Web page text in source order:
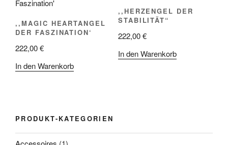
,,MAGIC HEARTANGEL
DER FASZINATION‘
222,00€
In den Warenkorb
,,HERZENGEL DER
STABILITÄT“
222,00€
In den Warenkorb
PRODUKT-KATEGORIEN